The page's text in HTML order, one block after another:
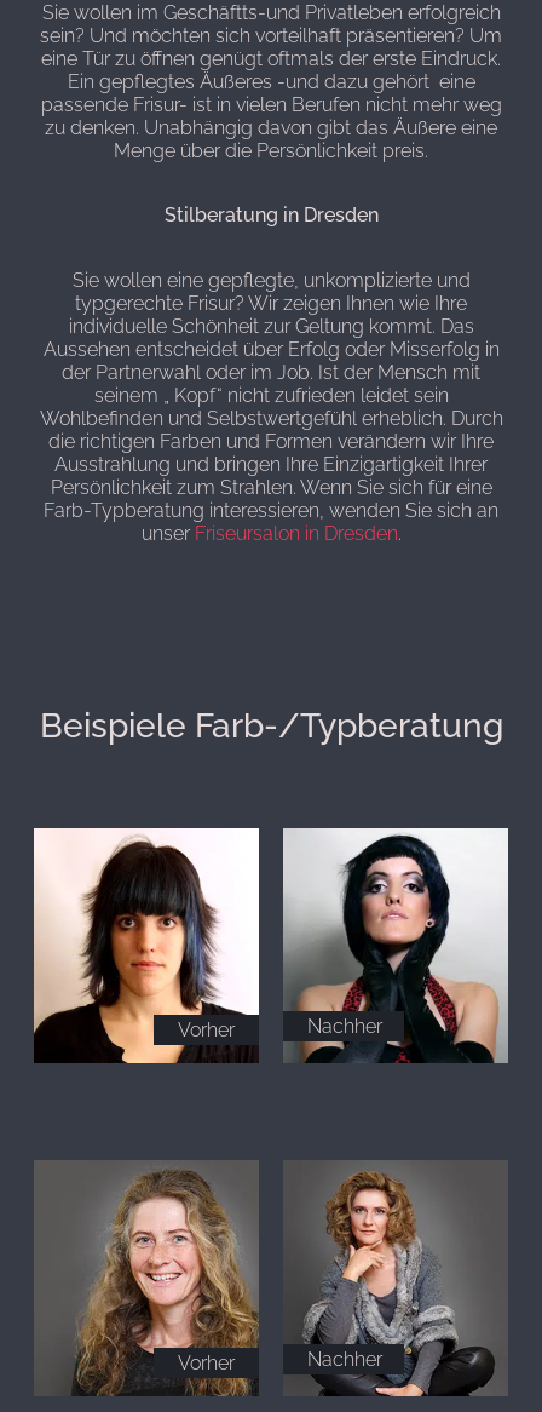
Sie wollen im Geschäftts-und Privatleben erfolgreich
sein? Und möchten sich vorteilhaft präsentieren? Um
eine Tür zu öffnen genügt oftmals der erste Eindruck.
Ein gepflegtes Äußeres -und dazu gehört eine
passende Frisur- ist in vielen Berufen nicht mehr weg
zu denken. Unabhängig davon gibt das Äußere eine
Menge über die Persönlichkeit preis.
Stilberatung in Dresden
Sie wollen eine gepflegte, unkomplizierte und
typgerechte Frisur? Wir zeigen Ihnen wie Ihre
individuelle Schönheit zur Geltung kommt. Das
Aussehen entscheidet über Erfolg oder Misserfolg in
der Partnerwahl oder im Job. Ist der Mensch mit
seinem „ Kopf“ nicht zufrieden leidet sein
Wohlbefinden und Selbstwertgefühl erheblich. Durch
die richtigen Farben und Formen verändern wir Ihre
Ausstrahlung und bringen Ihre Einzigartigkeit Ihrer
Persönlichkeit zum Strahlen. Wenn Sie sich für eine
Farb-Typberatung interessieren, wenden Sie sich an
unser Friseursalon in Dresden.
Beispiele Farb-/Typberatung
Vorher Nachher
Vorher Nachher